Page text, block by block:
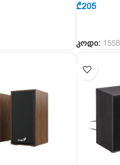
₾205
კოდი: